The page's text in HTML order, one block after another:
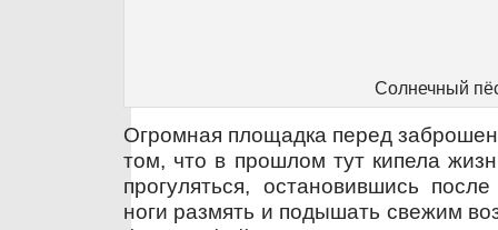
Солнечный
Огромная площадка перед
том, что в прошлом тут кипела
прогуляться, остановившись
ноги размять и подышать свежим